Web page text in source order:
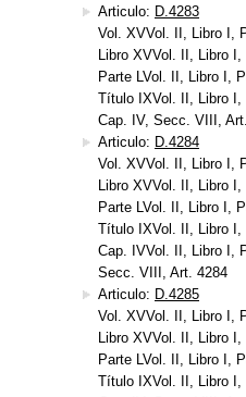
Articulo: D.4283
Vol. XVVol. II, Libro I,
Libro XVVol. II, Libro
Parte LVol. II, Libro I,
Título IXVol. II, Libro
Cap. IV, Secc. VIII,
Articulo: D.4284
Vol. XVVol. II, Libro I,
Libro XVVol. II, Libro
Parte LVol. II, Libro I,
Título IXVol. II, Libro
Cap. IVVol. II, Libro I,
Secc. VIII, Art. 4284
Articulo: D.4285
Vol. XVVol. II, Libro I,
Libro XVVol. II, Libro
Parte LVol. II, Libro I,
Título IXVol. II, Libro